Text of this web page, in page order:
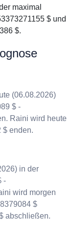
maximal
$ und
$.
(06.08.2026)
$ -
Raini wird heute
$ enden.
in der
-
wird morgen
$
abschließen.